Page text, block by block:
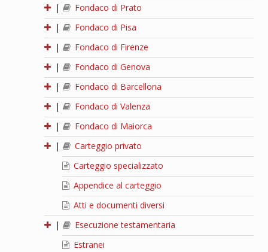
|
Fondaco di Prato
|
Fondaco di Pisa
|
Fondaco di Firenze
|
Fondaco di Genova
|
Fondaco di Barcellona
|
Fondaco di Valenza
|
Fondaco di Maiorca
|
Carteggio privato
Carteggio specializzato
Appendice al carteggio
Atti e documenti diversi
|
Esecuzione testamentaria
Estranei